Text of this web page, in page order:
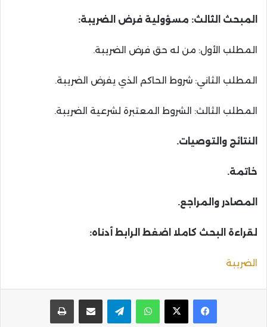
المبحث الثالث: مسؤولية فرض الضريبة:
المطلب الأول: من له حق فرض الضريبة.
المطلب الثاني: شروط الحاكم الذي يفرض الضريبة.
المطلب الثالث: الشروط المعتبرة لشرعية الضريبة.
النتائج والتوصيات.
خاتمة.
المصادر والمراجع.
لقراءة البحث كاملا اضغط الرابط أدناه:
الضريبة
واتساب تيلقرام مشاركة عبر البريد